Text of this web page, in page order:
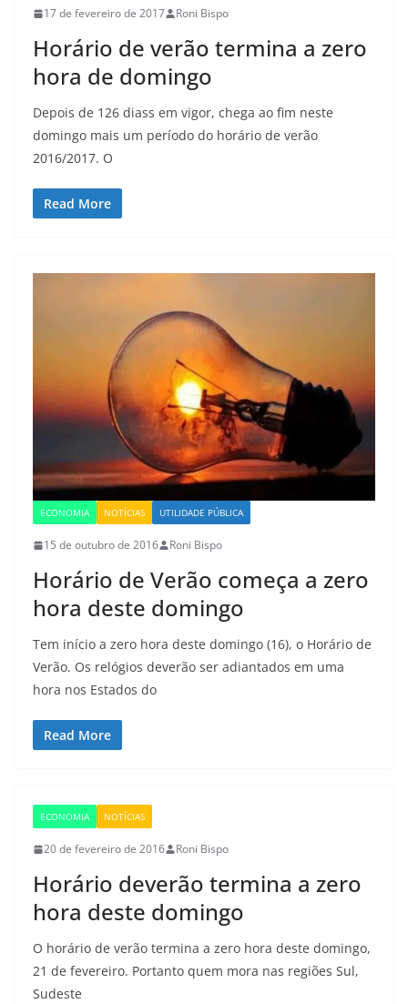
17 de fevereiro de 2017 Roni Bispo
Horário de verão termina a zero
hora de domingo
Depois de 126 diass em vigor, chega ao fim neste
domingo mais um período do horário de verão
2016/2017. O
Read More
ECONOMIA NOTÍCIAS UTILIDADE PÚBLICA
15 de outubro de 2016 Roni Bispo
Horário de Verão começa a zero
hora deste domingo
Tem início a zero hora deste domingo (16), o Horário de
Verão. Os relógios deverão ser adiantados em uma
hora nos Estados do
Read More
ECONOMIA NOTÍCIAS
20 de fevereiro de 2016 Roni Bispo
Horário deverão termina a zero
hora deste domingo
O horário de verão termina a zero hora deste domingo,
21 de fevereiro. Portanto quem mora nas regiões Sul,
Sudeste